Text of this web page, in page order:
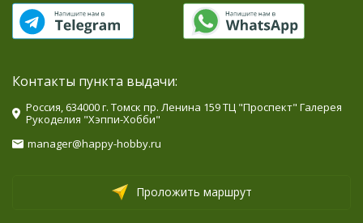
Контакты пункта выдачи:
Россия, 634000 г. Томск пр. Ленина 159 ТЦ "Проспект" Галерея
Рукоделия "Хэппи-Хобби"
manager@happy-hobby.ru
Проложить маршрут